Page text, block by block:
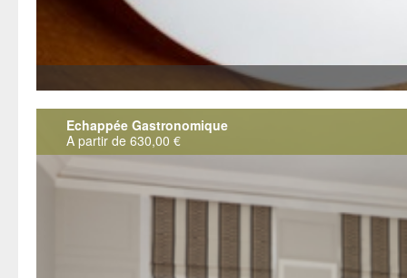
Echappée Gastronomique
A partir de 630,00 €